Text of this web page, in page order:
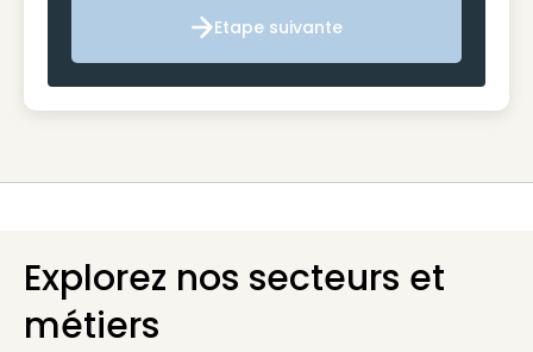
Etape suivante
Etape suivante
Explorez nos secteurs et
métiers